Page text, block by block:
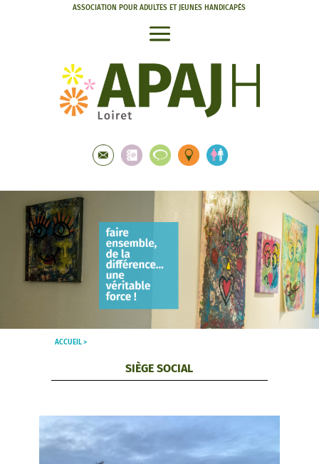
ASSOCIATION POUR ADULTES ET JEUNES HANDICAPÉS
ACCUEIL >
SIÈGE SOCIAL